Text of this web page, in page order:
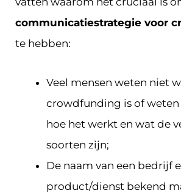
communicatiestrategie voor
te hebben:
Veel mensen weten niet
crowdfunding is of
hoe het werkt en wat de
soorten zijn;
De naam van een bedrijf
product/dienst bekend